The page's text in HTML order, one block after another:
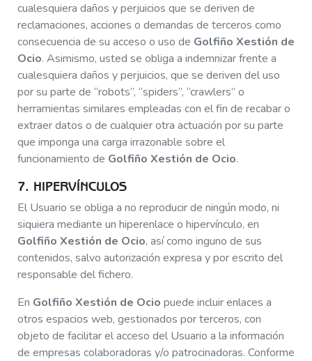
cualesquiera daños y perjuicios que se deriven de
reclamaciones, acciones o demandas de terceros como
consecuencia de su acceso o uso de Golfiño Xestión de
Ocio. Asimismo, usted se obliga a indemnizar frente a
cualesquiera daños y perjuicios, que se deriven del uso
por su parte de “robots”, “spiders”, “crawlers” o
herramientas similares empleadas con el fin de recabar o
extraer datos o de cualquier otra actuación por su parte
que imponga una carga irrazonable sobre el
funcionamiento de Golfiño Xestión de Ocio.
7. HIPERVÍNCULOS
El Usuario se obliga a no reproducir de ningún modo, ni
siquiera mediante un hiperenlace o hipervínculo, en
Golfiño Xestión de Ocio, así como inguno de sus
contenidos, salvo autorización expresa y por escrito del
responsable del fichero.
En Golfiño Xestión de Ocio puede incluir enlaces a
otros espacios web, gestionados por terceros, con
objeto de facilitar el acceso del Usuario a la información
de empresas colaboradoras y/o patrocinadoras. Conforme